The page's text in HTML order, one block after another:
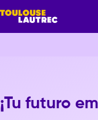
¡Tu futuro
Empieza a